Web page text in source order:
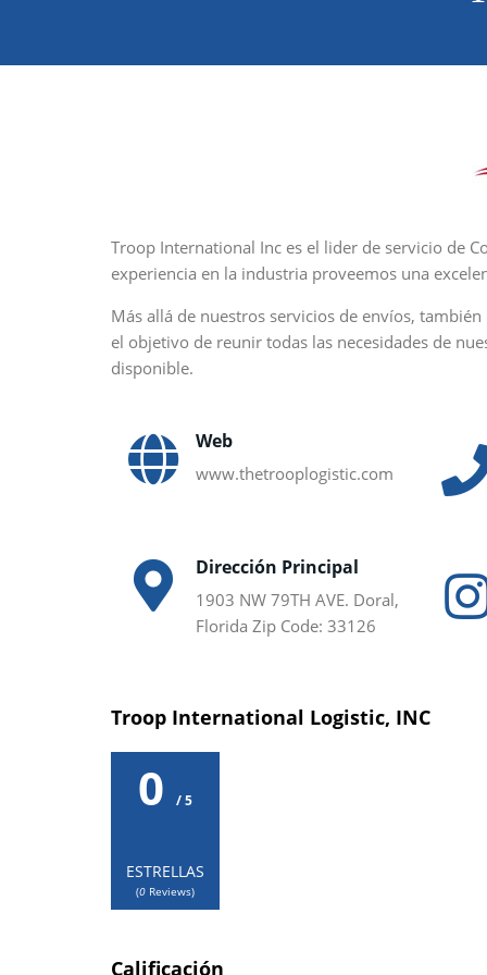
Troop International Inc es el lider de servicio de
experiencia en la industria proveemos una
Más allá de nuestros servicios de envíos,
el objetivo de reunir todas las necesidades de
disponible.
Web
www.thetrooplogistic.com
Dirección Principal
1903 NW 79TH AVE. Doral,
Florida Zip Code: 33126
Troop International Logistic, INC
0 / 5
ESTRELLAS
(0 Reviews)
Calificación